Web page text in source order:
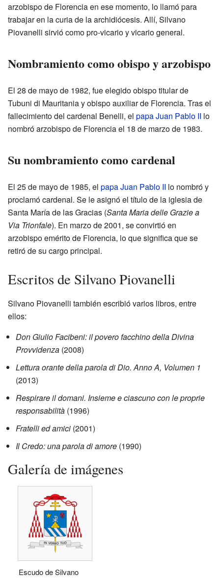
arzobispo de Florencia en ese momento, lo llamó para
trabajar en la curia de la archidiócesis. Allí, Silvano
Piovanelli sirvió como pro-vicario y vicario general.
Nombramiento como obispo y arzobispo
El 28 de mayo de 1982, fue elegido obispo titular de
Tubuni di Mauritania y obispo auxiliar de Florencia. Tras el
fallecimiento del cardenal Benelli, el papa Juan Pablo II lo
nombró arzobispo de Florencia el 18 de marzo de 1983.
Su nombramiento como cardenal
El 25 de mayo de 1985, el papa Juan Pablo II lo nombró y
proclamó cardenal. Se le asignó el título de la iglesia de
Santa María de las Gracias (Santa Maria delle Grazie a
Via Trionfale). En marzo de 2001, se convirtió en
arzobispo emérito de Florencia, lo que significa que se
retiró de su cargo principal.
Escritos de Silvano Piovanelli
Silvano Piovanelli también escribió varios libros, entre
ellos:
Don Giulio Facibeni: il povero facchino della Divina
Provvidenza (2008)
Lettura orante della parola di Dio. Anno A, Volumen 1
(2013)
Respirare il domani. Insieme e ciascuno con le proprie
responsabilità (1996)
Fratelli ed amici (2001)
Il Credo: una parola di amore (1990)
Galería de imágenes
Escudo de Silvano